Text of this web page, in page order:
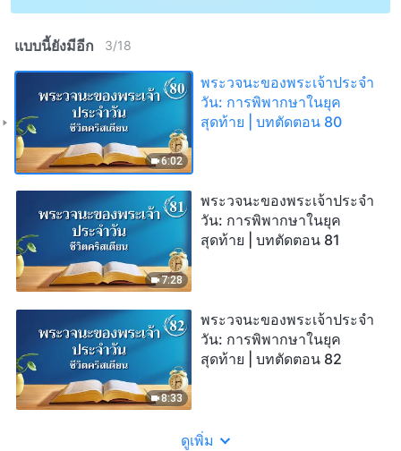
แบบนี้ยังมีอีก 3/18
6:02
พระวจนะของพระเจ้าประจำ
วัน: การพิพากษาในยุค
สุดท้าย | บทตัดตอน 80
7:28
พระวจนะของพระเจ้าประจำ
วัน: การพิพากษาในยุค
สุดท้าย | บทตัดตอน 81
8:33
พระวจนะของพระเจ้าประจำ
วัน: การพิพากษาในยุค
สุดท้าย | บทตัดตอน 82
ดูเพิ่ม